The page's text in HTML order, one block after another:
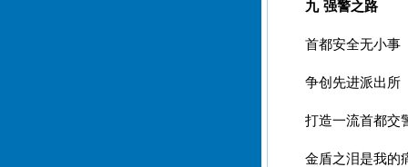
九 强警之路
首都安全无小事
争创先进派出所
打造一流首都交
金盾之泪是我的